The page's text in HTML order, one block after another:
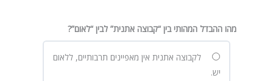
מהו ההבדל המהותי בין “קבוצה אתנית” לבין “לאום”?
לקבוצה אתנית אין מאפיינים תרבותיים, ללאום
יש.